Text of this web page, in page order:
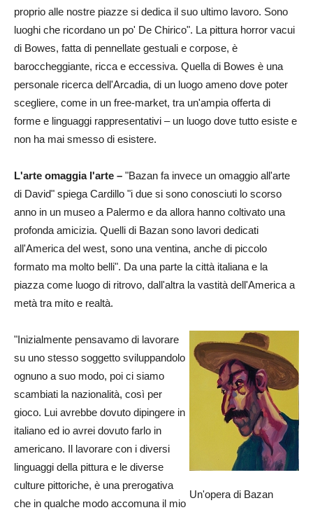
proprio alle nostre piazze si dedica il suo ultimo lavoro. Sono
luoghi che ricordano un po' De Chirico". La pittura horror vacui
di Bowes, fatta di pennellate gestuali e corpose, è
baroccheggiante, ricca e eccessiva. Quella di Bowes è una
personale ricerca dell'Arcadia, di un luogo ameno dove poter
scegliere, come in un free-market, tra un'ampia offerta di
forme e linguaggi rappresentativi – un luogo dove tutto esiste e
non ha mai smesso di esistere.
L'arte omaggia l'arte – "Bazan fa invece un omaggio all'arte
di David" spiega Cardillo "i due si sono conosciuti lo scorso
anno in un museo a Palermo e da allora hanno coltivato una
profonda amicizia. Quelli di Bazan sono lavori dedicati
all'America del west, sono una ventina, anche di piccolo
formato ma molto belli". Da una parte la città italiana e la
piazza come luogo di ritrovo, dall'altra la vastità dell'America a
metà tra mito e realtà.
Un'opera di Bazan
"Inizialmente pensavamo di lavorare
su uno stesso soggetto sviluppandolo
ognuno a suo modo, poi ci siamo
scambiati la nazionalità, così per
gioco. Lui avrebbe dovuto dipingere in
italiano ed io avrei dovuto farlo in
americano. Il lavorare con i diversi
linguaggi della pittura e le diverse
culture pittoriche, è una prerogativa
che in qualche modo accomuna il mio